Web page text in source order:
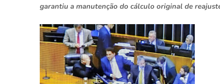
garantiu a manutenção do cálculo original de